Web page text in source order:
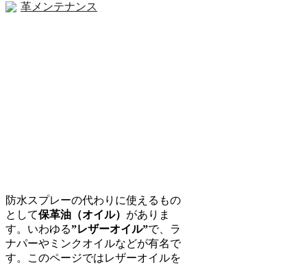
革メンテナンス
防水スプレーの代わりに使えるもの
として保革油（オイル） がありま
す。いわゆる”レザーオイル”で、ラ
ナパーやミンクオイルなどが有名で
す。このページではレザーオイルを